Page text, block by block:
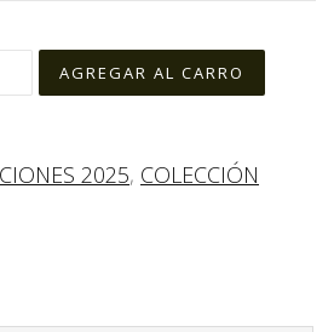
2025, COLECCIÓN